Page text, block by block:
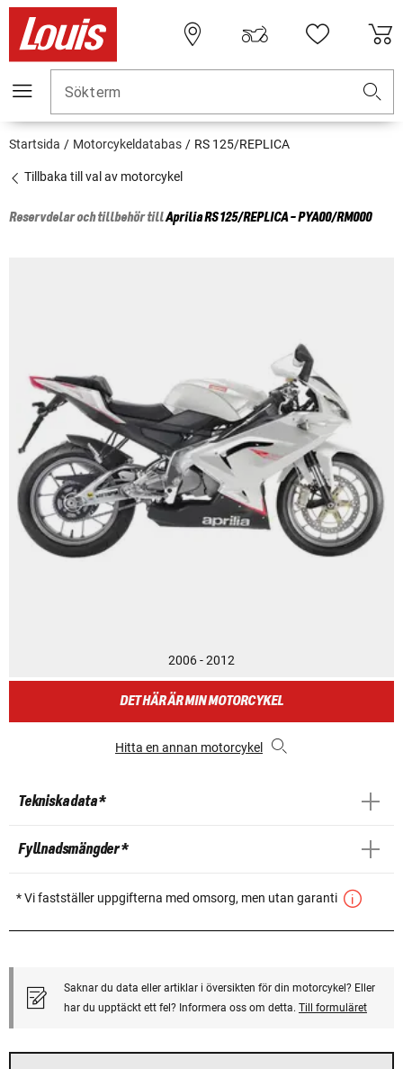
Sökterm
Startsida Motorcykeldatabas RS 125/REPLICA
Tillbaka till val av motorcykel
Reservdelar och tillbehör tillApriliaRS 125/REPLICA - PYA00/RM000
2006 - 2012
DET HÄR ÄR MIN MOTORCYKEL
Hitta en annan motorcykel
Tekniska data *
Fyllnadsmängder *
* Vi fastställer uppgifterna med omsorg, men utan garanti
Saknar du data eller artiklar i översikten för din motorcykel? Eller
har du upptäckt ett fel? Informera oss om detta. Till formuläret